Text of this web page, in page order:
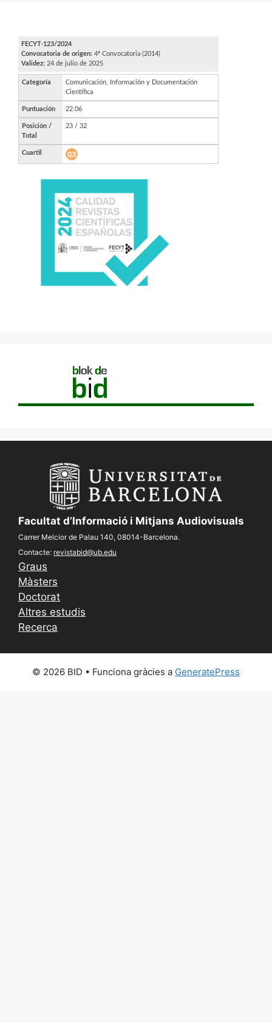
Facultat d’Informació i Mitjans Audiovisuals
Carrer Melcior de Palau 140, 08014-Barcelona.
Contacte: revistabid@ub.edu
Graus
Màsters
Doctorat
Altres estudis
Recerca
© 2026 BID • Funciona gràcies a GeneratePress